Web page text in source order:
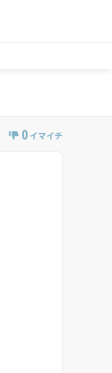
0 イマイチ